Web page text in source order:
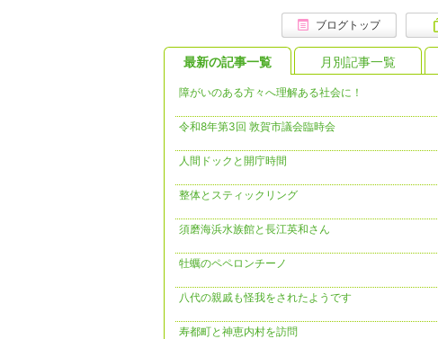
ブログトップ
最新の記事一覧 月別記事一覧
障がいのある方々へ理解ある社会に！
令和8年第3回 敦賀市議会臨時会
人間ドックと開庁時間
整体とスティックリング
須磨海浜水族館と長江英和さん
牡蠣のペペロンチーノ
八代の親戚も怪我をされたようです
寿都町と神恵内村を訪問